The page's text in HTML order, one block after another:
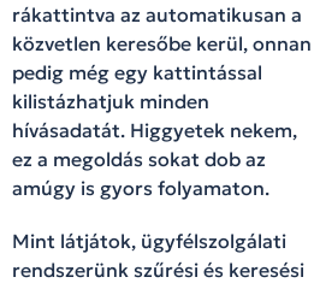
rákattintva az automatikusan a
közvetlen keresőbe kerül, onnan
pedig még egy kattintással
kilistázhatjuk minden
hívásadatát. Higgyetek nekem,
ez a megoldás sokat dob az
amúgy is gyors folyamaton.
Mint látjátok, ügyfélszolgálati
rendszerünk szűrési és keresési